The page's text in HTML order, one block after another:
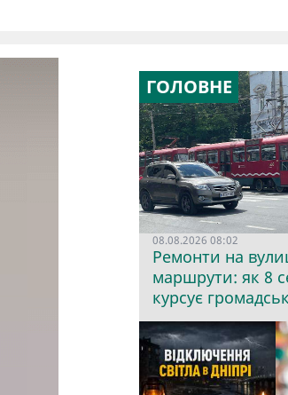
ГОЛОВНЕ
08.08.2026 08:02
Ремонти на
маршрути: як 8
курсує